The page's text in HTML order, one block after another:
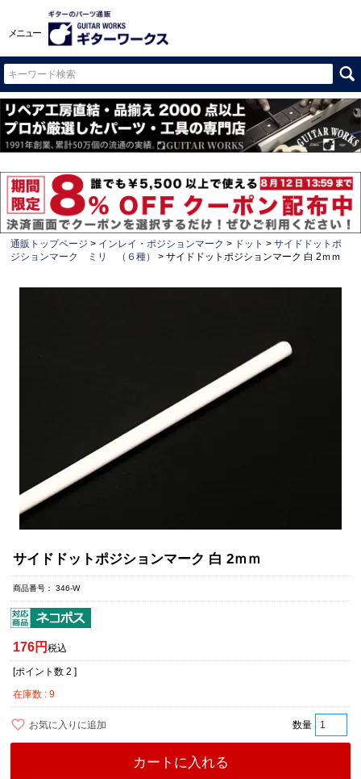
メニュー
通販トップページ インレイ・ポジションマーク ドット
サイドドットポ
ジションマーク ミリ （６種）
サイドドットポジションマーク 白 2ｍｍ
サイドドットポジションマーク 白 2ｍｍ
商品番号 346-W
176 税込
[ポイント数 2 ]
在庫数
9
お気に入りに追加
カートに入れる